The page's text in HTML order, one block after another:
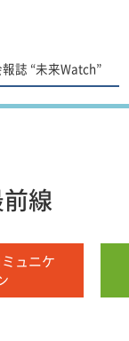
報誌 “未来Watch”
線
ュニケ